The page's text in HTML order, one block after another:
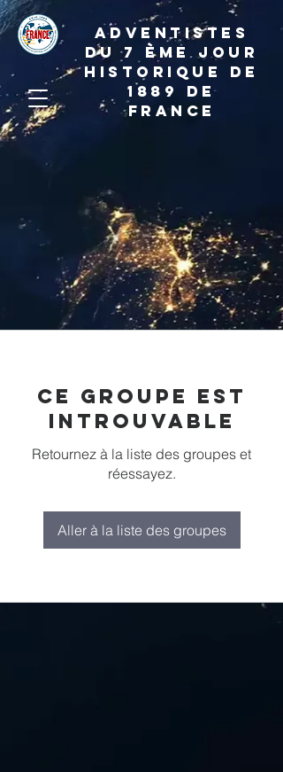
ADVENTISTES
DU 7 ème JOUR
HISTORIQUE DE
1889 de
france
Ce groupe est
introuvable
Retournez à la liste des groupes et
réessayez.
Aller à la liste des groupes